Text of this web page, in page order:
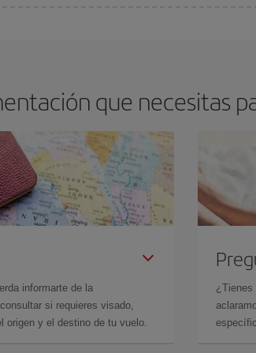
que necesitas
informarte de la
si requieres visado,
origen y el destino de tu vuelo.
¿Tienes